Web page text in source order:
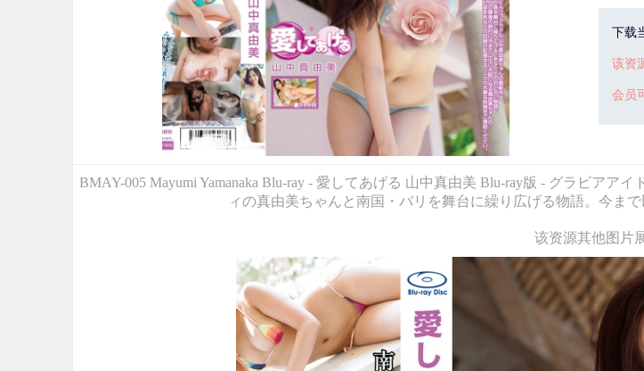
下载
该资
会员
BMAY-005 Mayumi Yamanaka Blu-ray - 愛してあげる 山中真由美 Blu-ray版 - グラビア
ィの真由美ちゃんと南国・バリを舞台に繰り広げる物語。今ま
该资源其他图片